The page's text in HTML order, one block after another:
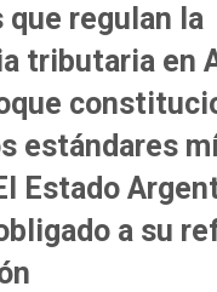
que regulan la
tributaria en
estándares
Estado
a su